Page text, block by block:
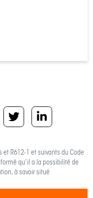
R612-1 et suivants du Code
qu’il a la possibilité de
à savoir situé